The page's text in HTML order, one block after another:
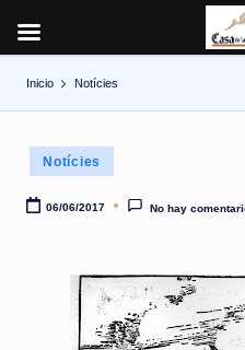
contenido
Inicio Notícies
Publicado
en
Notícies
06/06/2017 No hay